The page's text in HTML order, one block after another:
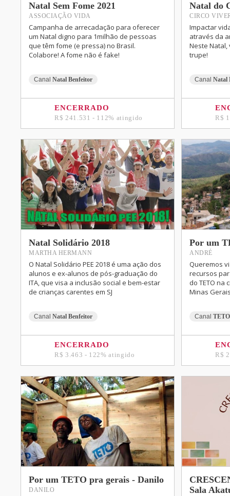
Natal Sem Fome 2021
ASSOCIAÇÃO VIDA
Campanha de arrecadação para oferecer
um Natal digno para 1milhão de pessoas
que têm fome (e pressa) no Brasil.
Colabore! A fome não é fake!
Canal Natal Benfeitor
ENCERRADO
R$ 241.531 - 112% atingido
Natal do
CIRCO
Impactar
através da
Neste
trupe!
Canal Natal
R$
Natal Solidário 2018
MARTHA HERMANN
O Natal Solidário PEE 2018 é uma ação dos
alunos e ex-alunos de pós-graduação do
ITA, que visa a inclusão social e bem-estar
de crianças carentes em SJ
Canal Natal Benfeitor
ENCERRADO
R$ 3.463 - 122% atingido
Por um
ANDRÉ
Queremos
recursos
do TETO na
Minas
Canal
R$
Por um TETO pra gerais - Danilo
DANILO
Sala